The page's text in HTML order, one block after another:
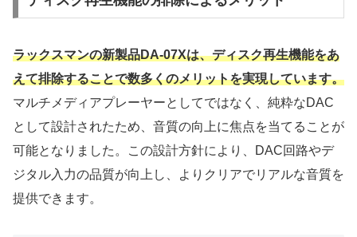
ラックスマンの新製品DA-07Xは、ディスク再生機能をあ
えて排除することで数多くのメリットを実現しています。
マルチメディアプレーヤーとしてではなく、純粋なDAC
として設計されたため、音質の向上に焦点を当てることが
可能となりました。この設計方針により、DAC回路やデ
ジタル入力の品質が向上し、よりクリアでリアルな音質を
提供できます。